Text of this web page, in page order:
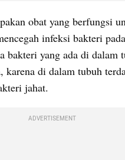
obat yang berfungsi
infeksi bakteri
bakteri yang ada di dalam
karena di dalam tubuh
jahat.
ADVERTISEMENT